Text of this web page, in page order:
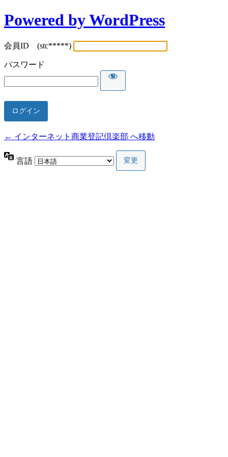
Powered by WordPress
会員ID (stc*****)
パスワード
← インターネット商業登記倶楽部 へ移動
言語